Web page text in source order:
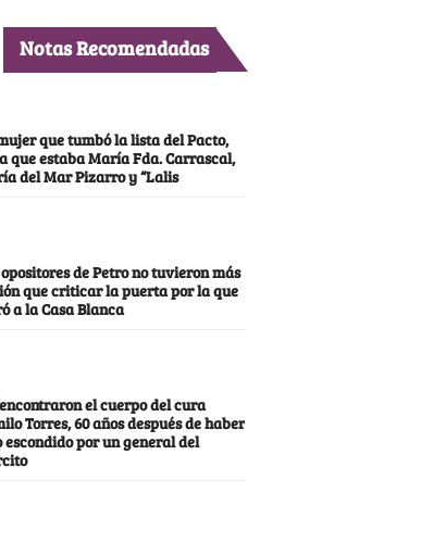
Notas Recomendadas
que tumbó la lista del Pacto,
que estaba María Fda. Carrascal,
del Mar Pizarro y “Lalis
de Petro no tuvieron más
que criticar la puerta por la que
a la Casa Blanca
el cuerpo del cura
Torres, 60 años después de haber
escondido por un general del